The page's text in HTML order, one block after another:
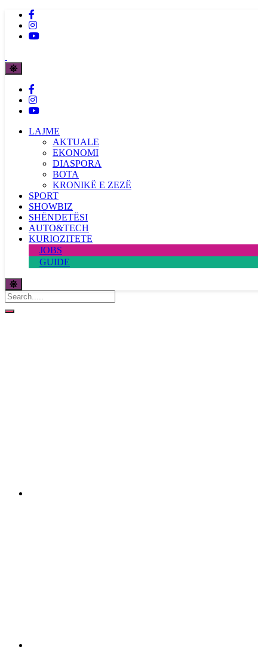
LAJME
AKTUALE
EKONOMI
DIASPORA
BOTA
KRONIKË E ZEZË
SPORT
SHOWBIZ
SHËNDETËSI
AUTO&TECH
KURIOZITETE
JOBS
GUIDE